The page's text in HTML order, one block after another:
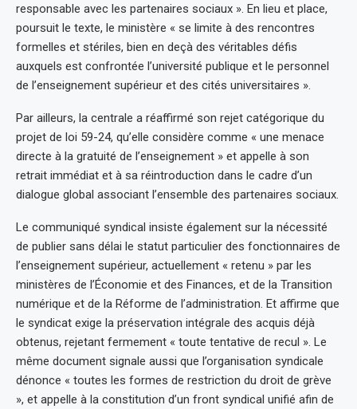
responsable avec les partenaires sociaux ». En lieu et place,
poursuit le texte, le ministère « se limite à des rencontres
formelles et stériles, bien en deçà des véritables défis
auxquels est confrontée l’université publique et le personnel
de l’enseignement supérieur et des cités universitaires ».
Par ailleurs, la centrale a réaffirmé son rejet catégorique du
projet de loi 59-24, qu’elle considère comme « une menace
directe à la gratuité de l’enseignement » et appelle à son
retrait immédiat et à sa réintroduction dans le cadre d’un
dialogue global associant l’ensemble des partenaires sociaux.
Le communiqué syndical insiste également sur la nécessité
de publier sans délai le statut particulier des fonctionnaires de
l’enseignement supérieur, actuellement « retenu » par les
ministères de l’Économie et des Finances, et de la Transition
numérique et de la Réforme de l’administration. Et affirme que
le syndicat exige la préservation intégrale des acquis déjà
obtenus, rejetant fermement « toute tentative de recul ». Le
même document signale aussi que l’organisation syndicale
dénonce « toutes les formes de restriction du droit de grève
», et appelle à la constitution d’un front syndical unifié afin de